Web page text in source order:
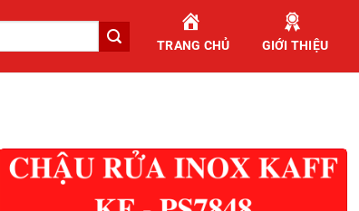
TRANG CHỦ GIỚI THIỆU